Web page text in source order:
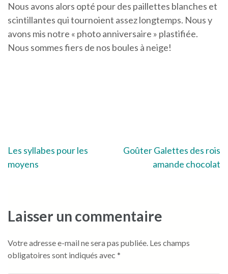
Nous avons alors opté pour des paillettes blanches et
scintillantes qui tournoient assez longtemps. Nous y
avons mis notre « photo anniversaire » plastifiée.
Nous sommes fiers de nos boules à neige!
Navigation
de
Les syllabes pour les
moyens
Goûter Galettes des rois
amande chocolat
Laisser un commentaire
Votre adresse e-mail ne sera pas publiée. Les champs
obligatoires sont indiqués avec *